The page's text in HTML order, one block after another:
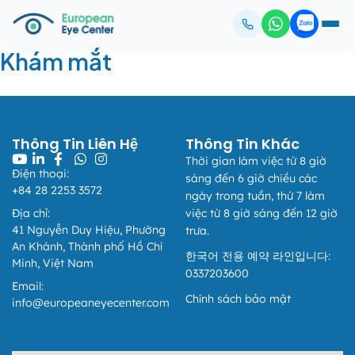
Khám mắt
Thông Tin Liên Hệ
Điện thoại:
+84 28 2253 3572
Địa chỉ:
41 Nguyễn Duy Hiệu, Phường
An Khánh, Thành phố Hồ Chí
Minh, Việt Nam
Email:
info@europeaneyecenter.com
Thông Tin Khác
Thời gian làm việc từ 8 giờ
sáng đến 6 giờ chiều các
ngày trong tuần, thứ 7 làm
việc từ 8 giờ sáng đến 12 giờ
trưa.
한국어 전용 예약 라인입니다:
0337203600
Chính sách bảo mật
Thông báo
📢 THÔNG BÁO THAY ĐỔI QUY ĐỊNH VỀ THÔNG TIN
XUẤT HÓA ĐƠN
Áp dụng từ ngày 01/07/2026
Kính gửi Quý Khách hàng,
Căn cứ điểm b khoản 4 Phụ lục ban hành kèm theo Nghị
định 254/2026/NĐ-CP, từ ngày 01/07/2026, quy định về
thông tin người mua trên hóa đơn điện tử đối với khách
hàng cá nhân (người tiêu dùng) và khách hàng có mã số
đơn vị có quan hệ với ngân sách được áp dụng như sau: